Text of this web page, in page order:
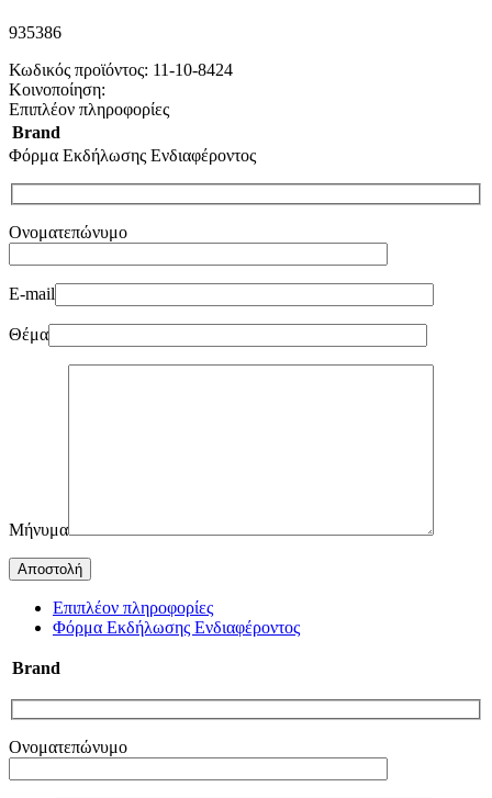
935386
Κωδικός προϊόντος: 11-10-8424
Κοινοποίηση:
Επιπλέον πληροφορίες
Brand
Φόρμα Εκδήλωσης Ενδιαφέροντος
Ονοματεπώνυμο
E-mail
Θέμα
Μήνυμα
Επιπλέον πληροφορίες
Φόρμα Εκδήλωσης Ενδιαφέροντος
Brand
Ονοματεπώνυμο